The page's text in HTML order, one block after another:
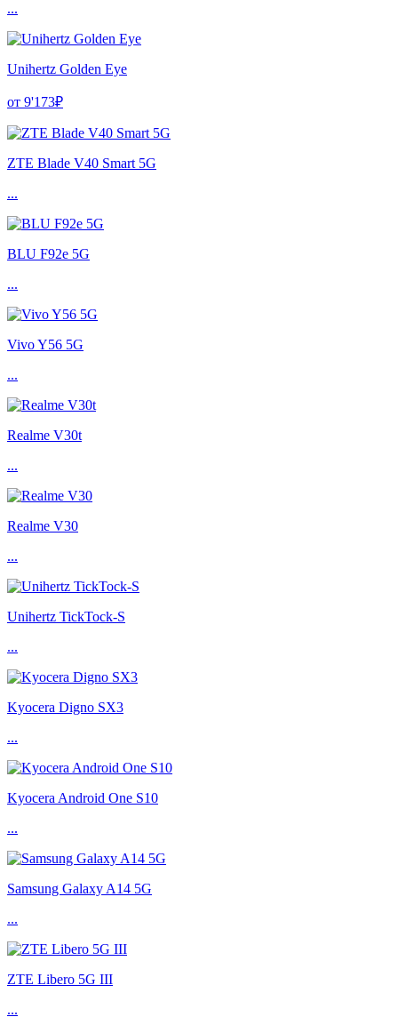
...
Unihertz Golden Eye
от 9'173₽
ZTE Blade V40 Smart 5G
...
BLU F92e 5G
...
Vivo Y56 5G
...
Realme V30t
...
Realme V30
...
Unihertz TickTock-S
...
Kyocera Digno SX3
...
Kyocera Android One S10
...
Samsung Galaxy A14 5G
...
ZTE Libero 5G III
...